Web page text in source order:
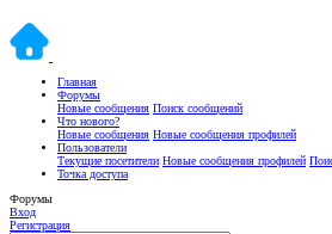
Главная
Форумы
Новые сообщения Поиск сообщений
Что нового?
Новые сообщения Новые сообщения профилей
Пользователи
Текущие посетители Новые сообщения профилей
Точка доступа
Форумы
Вход
Регистрация